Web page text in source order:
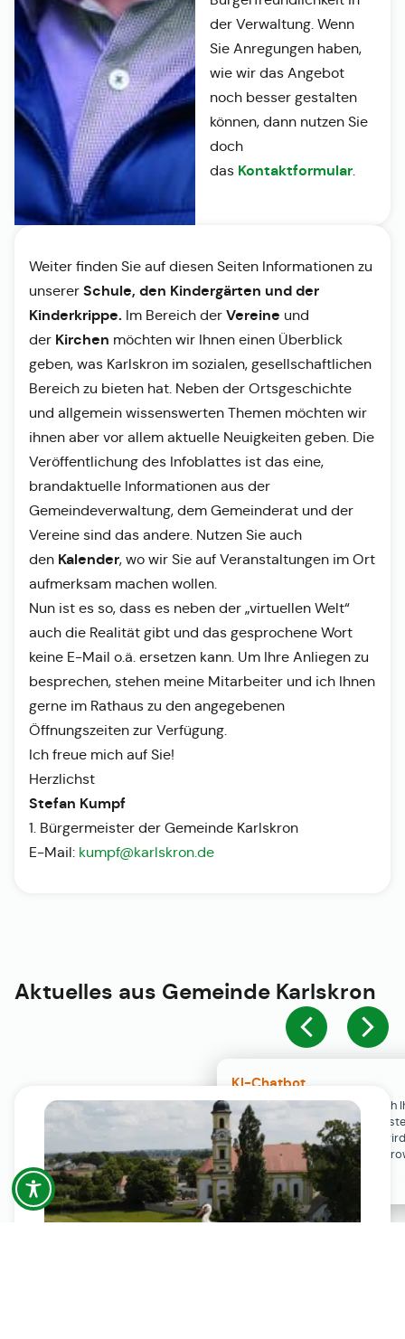
KI-Chatbot
Der KI-Chatbot steht erst nach
Einwilligung in den Cookie-
Verfügung. Der Chat-Verlauf
ausschließlich lokal in Ihrem
gespeichert.
der Verwaltung. Wenn
Sie Anregungen haben,
wie wir das Angebot
noch besser gestalten
können, dann nutzen Sie
doch
das Kontaktformular.
Weiter finden Sie auf diesen Seiten Informationen zu
unserer Schule, den Kindergärten und der
Kinderkrippe. Im Bereich der Vereine und
der Kirchen möchten wir Ihnen einen Überblick
geben, was Karlskron im sozialen, gesellschaftlichen
Bereich zu bieten hat. Neben der Ortsgeschichte
und allgemein wissenswerten Themen möchten wir
ihnen aber vor allem aktuelle Neuigkeiten geben. Die
Veröffentlichung des Infoblattes ist das eine,
brandaktuelle Informationen aus der
Gemeindeverwaltung, dem Gemeinderat und der
Vereine sind das andere. Nutzen Sie auch
den Kalender, wo wir Sie auf Veranstaltungen im Ort
aufmerksam machen wollen.
Nun ist es so, dass es neben der „virtuellen Welt“
auch die Realität gibt und das gesprochene Wort
keine E-Mail o.ä. ersetzen kann. Um Ihre Anliegen zu
besprechen, stehen meine Mitarbeiter und ich Ihnen
gerne im Rathaus zu den angegebenen
Öffnungszeiten zur Verfügung.
Ich freue mich auf Sie!
Herzlichst
Stefan Kumpf
1. Bürgermeister der Gemeinde Karlskron
E-Mail: kumpf@karlskron.de
Aktuelles aus Gemeinde Karlskron